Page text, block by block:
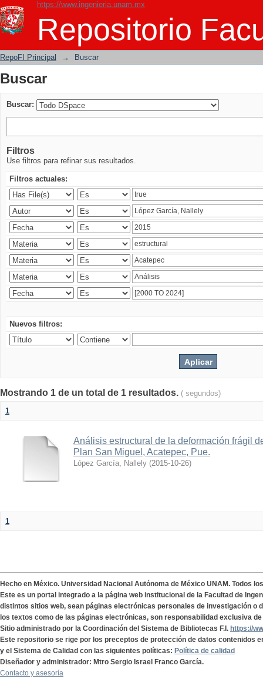
https://www.ingenieria.unam.mx
Repositorio
Buscar
RepoFI Principal → Buscar
Buscar
Buscar:
Filtros
Use filtros para refinar sus resultados.
Filtros actuales:
Nuevos filtros:
Mostrando 1 de un total de 1 resultados. ( segundos)
1
Análisis estructural de la deformación frágil
Plan San Miguel, Acatepec, Pue.
López García, Nallely (2015-10-26)
1
Hecho en México. Universidad Nacional Autónoma de México UNAM. Todos
Este es un portal integrado a la página web institucional de la Facultad de
distintos sitios web, sean páginas electrónicas personales de investigación o
los textos como de las páginas electrónicas, son responsabilidad exclusiva
Sitio administrado por la Coordinación del Sistema de Bibliotecas F.I. https://
Este repositorio se rige por los preceptos de protección de datos contenidos
y el Sistema de Calidad con las siguientes políticas: Política de calidad
Diseñador y administrador: Mtro Sergio Israel Franco García.
Contacto y asesoría